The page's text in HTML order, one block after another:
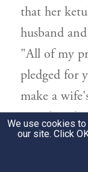
that her
husband
"All of my
pledged for
make a
[i.e. they
thing that
real estate]
We use cookies
our site. Click